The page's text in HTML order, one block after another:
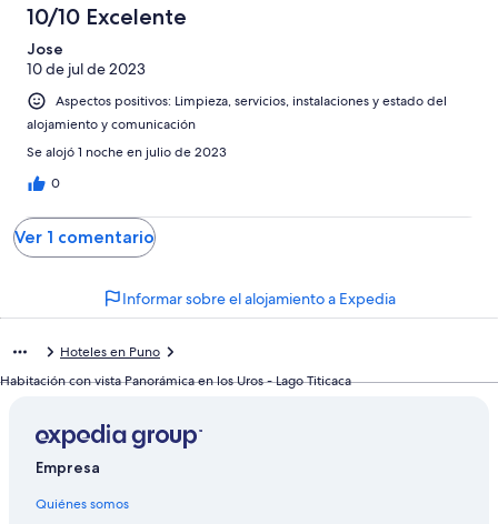
Mediocre
Horrible
10/10 Excelente
Jose
10 de jul de 2023
Aspectos positivos: Limpieza, servicios, instalaciones y estado del
alojamiento y comunicación
Se alojó 1 noche en julio de 2023
0
Ver 1 comentario
Informar sobre el alojamiento a Expedia
Hoteles en Puno
Habitación con vista Panorámica en los Uros - Lago Titicaca
Empresa
Quiénes somos